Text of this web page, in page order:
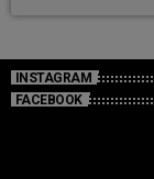
INSTAGRAM
FACEBOOK